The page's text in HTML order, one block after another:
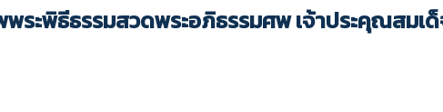
พระพิธีธรรมสวดพระอภิธรรมศพ เจ้าประคุณสม